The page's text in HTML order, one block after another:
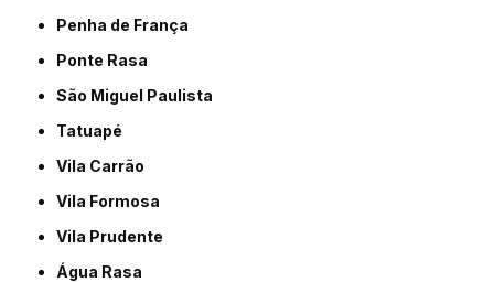
Penha de França
Ponte Rasa
São Miguel Paulista
Tatuapé
Vila Carrão
Vila Formosa
Vila Prudente
Água Rasa